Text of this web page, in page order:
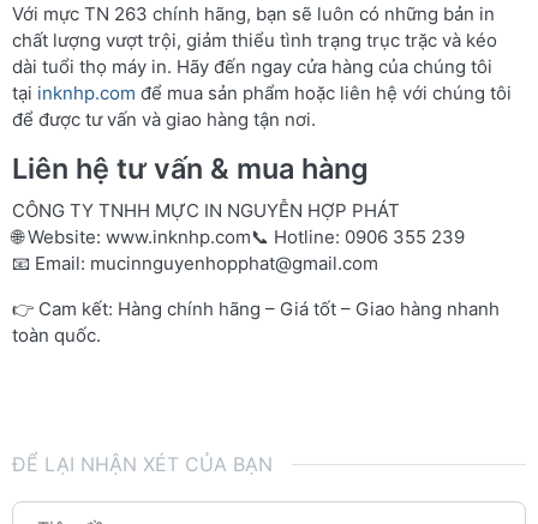
Với mực TN 263 chính hãng, bạn sẽ luôn có những bản in
chất lượng vượt trội, giảm thiểu tình trạng trục trặc và kéo
dài tuổi thọ máy in. Hãy đến ngay cửa hàng của chúng tôi
tại inknhp.com để mua sản phẩm hoặc liên hệ với chúng tôi
để được tư vấn và giao hàng tận nơi.
Liên hệ tư vấn & mua hàng
CÔNG TY TNHH MỰC IN NGUYỄN HỢP PHÁT
🌐 Website: www.inknhp.com📞 Hotline: 0906 355 239
📧 Email: mucinnguyenhopphat@gmail.com
👉 Cam kết: Hàng chính hãng – Giá tốt – Giao hàng nhanh
toàn quốc.
ĐỂ LẠI NHẬN XÉT CỦA BẠN